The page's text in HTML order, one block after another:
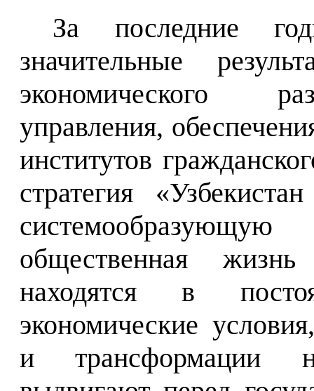
За последние
значительные
экономического
управления,
институтов
стратегия
общественная
находятся в
экономические
и трансформации